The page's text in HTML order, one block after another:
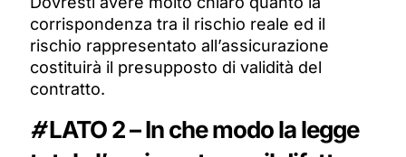
corrispondenza tra il rischio reale ed il
rischio rappresentato all’assicurazione
costituirà il presupposto di validità del
contratto.
#LATO 2 – In che modo la legge